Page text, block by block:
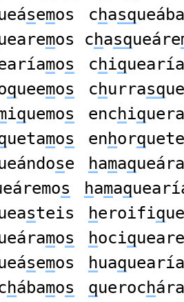
semos chasqueába
mos chasqueáre
mos chiquearía
queemos churrasque
iquemos enchiquera
uetamos enhorquete
se hamaq
s hamaq
steis heroifique
mos hociqueare
semos huaquearía
hábamos querochára